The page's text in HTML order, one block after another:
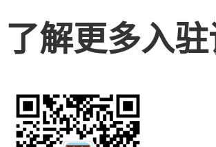
了解更多入